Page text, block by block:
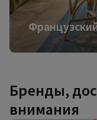
Бренды,
внимания